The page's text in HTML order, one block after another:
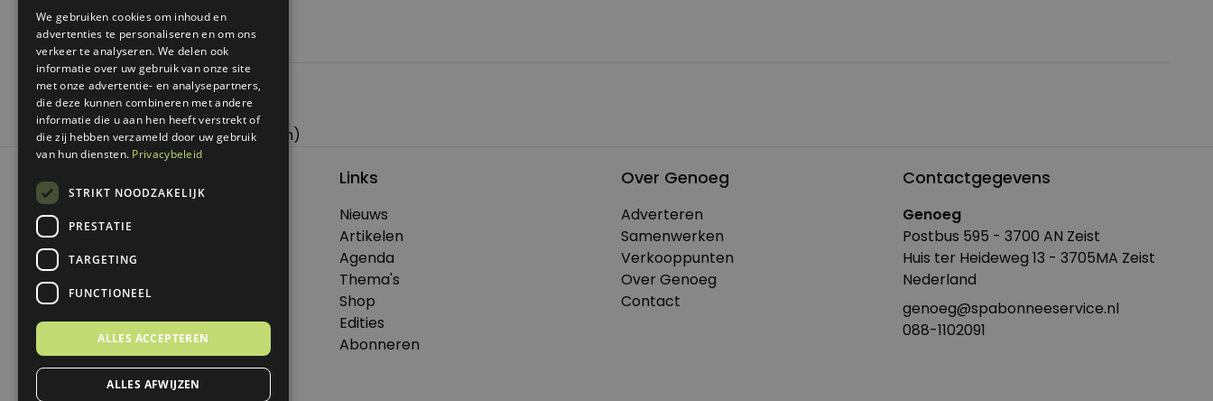
Tekst: Annemiek van Deursen
Posted inKoken met Genoeg
Bericht
navigatie
Previous: Advent 12
Next: Kofferbakmarkt (Amsterdam)
© 2026 Genoeg .
Alle rechten voorbehouden.
Dit is een uitgave van Virtùmedia
Links
Nieuws
Artikelen
Agenda
Thema's
Shop
Edities
Abonneren
Over Genoeg
Adverteren
Samenwerken
Verkooppunten
Over Genoeg
Contact
Contactgegevens
Genoeg
Postbus 595 - 3700 AN Zeist
Huis ter Heideweg 13 - 3705MA Zeist
Nederland
genoeg@spabonneeservice.nl
088-1102091
We gebruiken cookies om inhoud en
advertenties te personaliseren en om ons
verkeer te analyseren. We delen ook
informatie over uw gebruik van onze site
met onze advertentie- en analysepartners,
die deze kunnen combineren met andere
informatie die u aan hen heeft verstrekt of
die zij hebben verzameld door uw gebruik
van hun diensten. Privacybeleid
STRIKT NOODZAKELIJK
PRESTATIE
TARGETING
FUNCTIONEEL
ALLES ACCEPTEREN
ALLES AFWIJZEN